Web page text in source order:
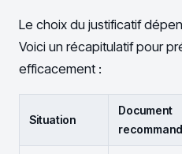
Le choix du justificatif
Voici un récapitulatif pour
efficacement :
Situation
Document